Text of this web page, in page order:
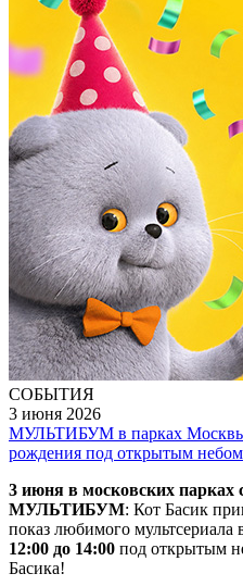
СОБЫТИЯ
3 июня 2026
МУЛЬТИБУМ в парках
рождения под открытым небом
3 июня в московских парках
МУЛЬТИБУМ: Кот Басик
показ любимого мультсериала
12:00 до 14:00 под открытым
Басика!